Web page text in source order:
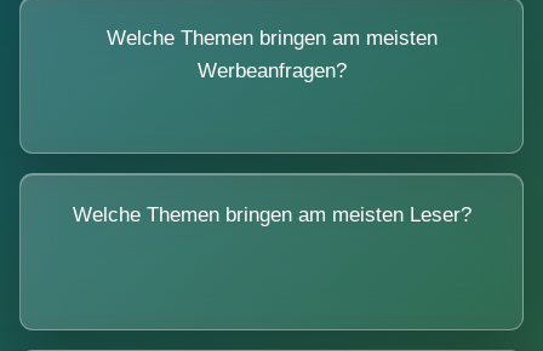
Welche Themen bringen am meisten
Werbeanfragen?
Welche Themen bringen am meisten Leser?